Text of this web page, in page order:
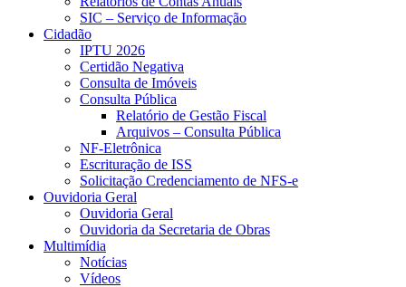
SIC – Serviço de Informação
Cidadão
IPTU 2026
Certidão Negativa
Consulta de Imóveis
Consulta Pública
Relatório de Gestão Fiscal
Arquivos – Consulta Pública
NF-Eletrônica
Escrituração de ISS
Solicitação Credenciamento de NFS-e
Ouvidoria Geral
Ouvidoria Geral
Ouvidoria da Secretaria de Obras
Multimídia
Notícias
Vídeos